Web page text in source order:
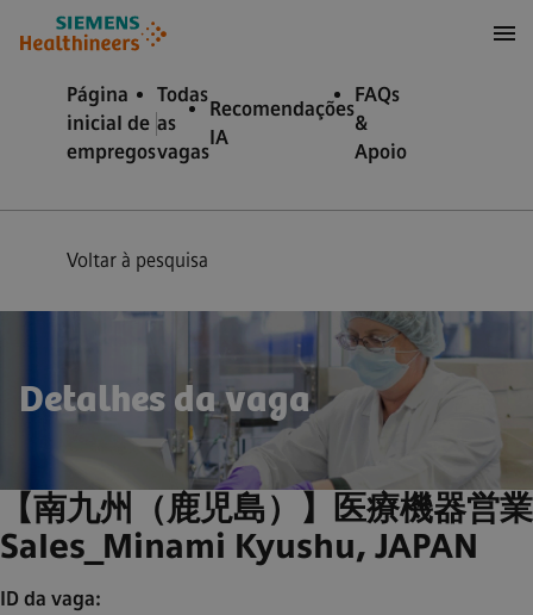
conteúdo
o rodapé
Página
inicial de
empregos
Todas
as
vagas
Recomendações
IA
FAQs
&
Apoio
Voltar à pesquisa
Detalhes da vaga
【南九州（鹿児島）】医療機器営
Sales_Minami Kyushu, JAPAN
ID da vaga